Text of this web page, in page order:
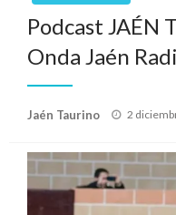
Podcast JAÉN
Onda Jaén
Jaén Taurino
Publicado
2